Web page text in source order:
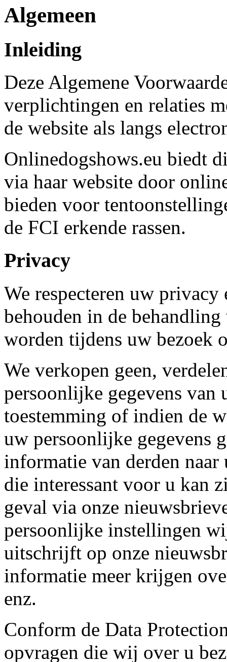
Algemeen
Inleiding
Deze Algemene
verplichtingen en relaties
de website als langs
Onlinedogshows.eu biedt
via haar website door
bieden voor
de FCI erkende rassen.
Privacy
We respecteren uw
behouden in de
worden tijdens uw bezoek
We verkopen geen,
persoonlijke gegevens van
toestemming of indien de
uw persoonlijke gegevens
informatie van derden
die interessant voor u kan
geval via onze
persoonlijke instellingen
uitschrijft op onze
informatie meer krijgen
enz.
Conform de Data
opvragen die wij over u